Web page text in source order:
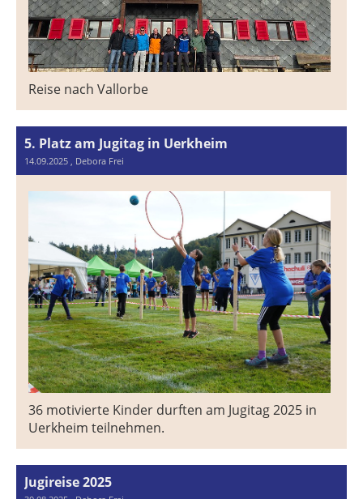
Reise nach Vallorbe
5. Platz am Jugitag in Uerkheim
14.09.2025 , Debora Frei
36 motivierte Kinder durften am Jugitag 2025 in
Uerkheim teilnehmen.
Jugireise 2025